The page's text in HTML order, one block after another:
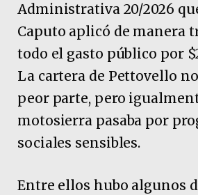
Administrativa 20/2026
Caputo aplicó de manera
todo el gasto público por
La cartera de Pettovello
peor parte, pero
motosierra pasaba por
sociales sensibles.
Entre ellos hubo algunos